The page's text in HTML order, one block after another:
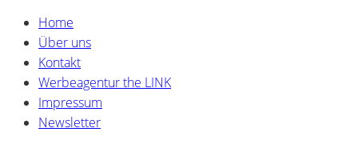
Home
Über uns
Kontakt
Werbeagentur the LINK
Impressum
Newsletter